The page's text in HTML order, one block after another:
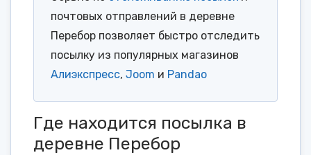
почтовых отправлений в деревне
Перебор позволяет быстро отследить
посылку из популярных магазинов
Алиэкспресс, Joom и Pandao
Где находится посылка в
деревне Перебор